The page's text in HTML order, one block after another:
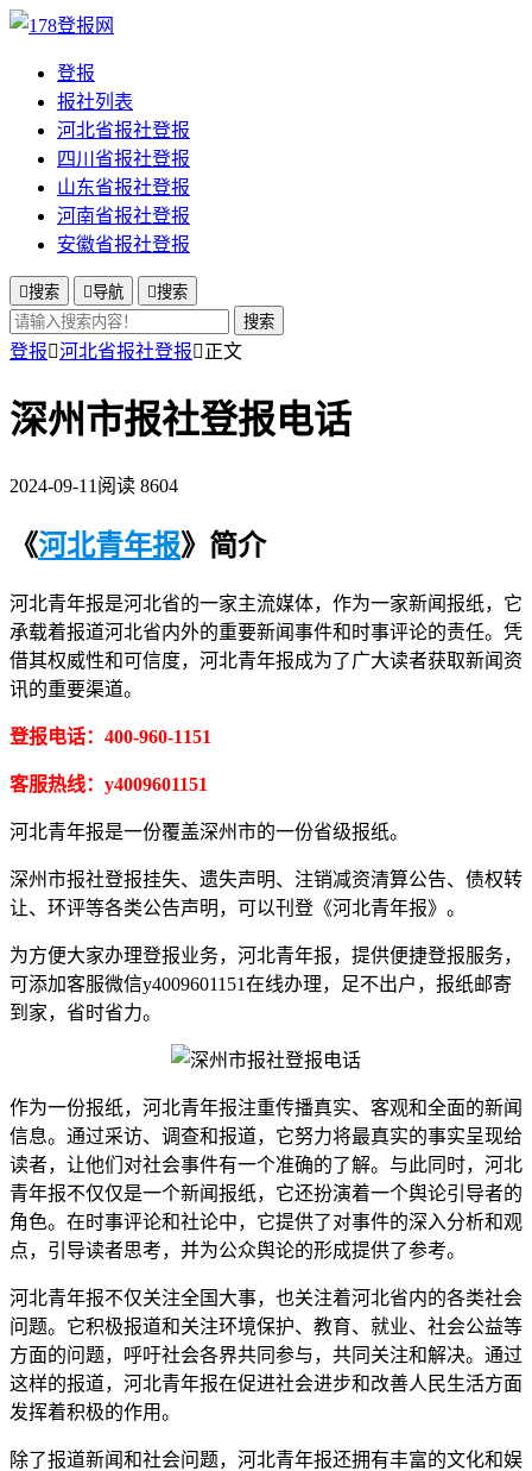
登报
报社列表
河北省报社登报
四川省报社登报
山东省报社登报
河南省报社登报
安徽省报社登报
搜索 导航 搜索
搜索
登报河北省报社登报正文
深州市报社登报电话
2024-09-11 阅读 8604
《河北青年报》简介
河北青年报是河北省的一家主流媒体，作为一家新闻报纸，它
承载着报道河北省内外的重要新闻事件和时事评论的责任。凭
借其权威性和可信度，河北青年报成为了广大读者获取新闻资
讯的重要渠道。
登报电话：400-960-1151
客服热线：y4009601151
河北青年报是一份覆盖深州市的一份省级报纸。
深州市报社登报挂失、遗失声明、注销减资清算公告、债权转
让、环评等各类公告声明，可以刊登《河北青年报》。
为方便大家办理登报业务，河北青年报，提供便捷登报服务，
可添加客服微信y4009601151在线办理，足不出户，报纸邮寄
到家，省时省力。
作为一份报纸，河北青年报注重传播真实、客观和全面的新闻
信息。通过采访、调查和报道，它努力将最真实的事实呈现给
读者，让他们对社会事件有一个准确的了解。与此同时，河北
青年报不仅仅是一个新闻报纸，它还扮演着一个舆论引导者的
角色。在时事评论和社论中，它提供了对事件的深入分析和观
点，引导读者思考，并为公众舆论的形成提供了参考。
河北青年报不仅关注全国大事，也关注着河北省内的各类社会
问题。它积极报道和关注环境保护、教育、就业、社会公益等
方面的问题，呼吁社会各界共同参与，共同关注和解决。通过
这样的报道，河北青年报在促进社会进步和改善人民生活方面
发挥着积极的作用。
除了报道新闻和社会问题，河北青年报还拥有丰富的文化和娱